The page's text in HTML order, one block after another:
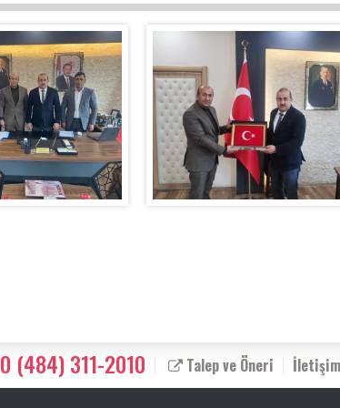
0 (484) 311-2010 Talep ve Öneri İletişim